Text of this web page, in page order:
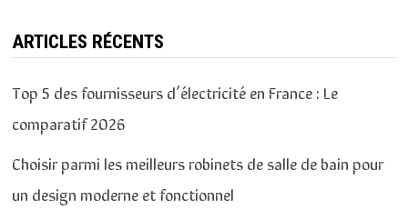
ARTICLES RÉCENTS
Top 5 des fournisseurs d’électricité en France : Le
comparatif 2026
Choisir parmi les meilleurs robinets de salle de bain pour
un design moderne et fonctionnel